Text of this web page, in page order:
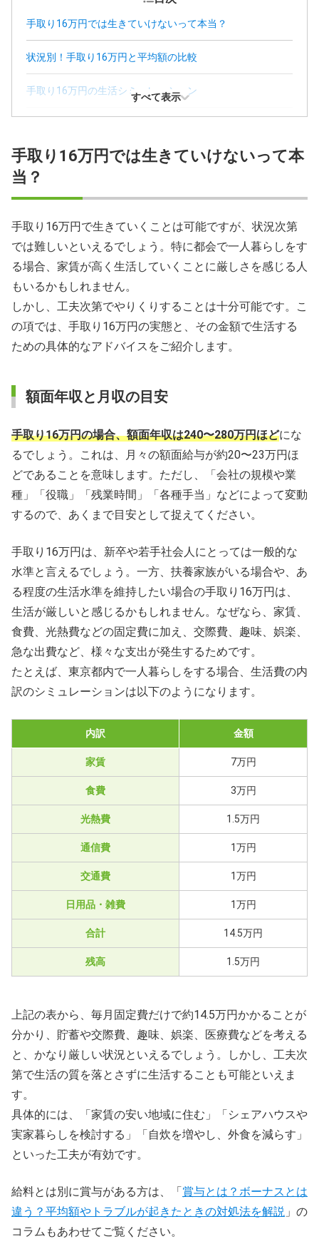
手取り16万円では生きていけないって本当？
状況別！手取り16万円と平均額の比較
手取り16万円の生活シミュレーション
手取り16万円から年収アップするには？
手取り16万円に関するFAQ
すべて表示
手取り16万円では生きていけないって本
当？
手取り16万円で生きていくことは可能ですが、状況次第
では難しいといえるでしょう。特に都会で一人暮らしをす
る場合、家賃が高く生活していくことに厳しさを感じる人
もいるかもしれません。
しかし、工夫次第でやりくりすることは十分可能です。こ
の項では、手取り16万円の実態と、その金額で生活する
ための具体的なアドバイスをご紹介します。
額面年収と月収の目安
手取り16万円の場合、額面年収は240〜280万円ほどにな
るでしょう。これは、月々の額面給与が約20〜23万円ほ
どであることを意味します。ただし、「会社の規模や業
種」「役職」「残業時間」「各種手当」などによって変動
するので、あくまで目安として捉えてください。
手取り16万円は、新卒や若手社会人にとっては一般的な
水準と言えるでしょう。一方、扶養家族がいる場合や、あ
る程度の生活水準を維持したい場合の手取り16万円は、
生活が厳しいと感じるかもしれません。なぜなら、家賃、
食費、光熱費などの固定費に加え、交際費、趣味、娯楽、
急な出費など、様々な支出が発生するためです。
たとえば、東京都内で一人暮らしをする場合、生活費の内
訳のシミュレーションは以下のようになります。
内訳 金額
家賃 7万円
食費 3万円
光熱費 1.5万円
通信費 1万円
交通費 1万円
日用品・雑費 1万円
合計 14.5万円
残高 1.5万円
上記の表から、毎月固定費だけで約14.5万円かかることが
分かり、貯蓄や交際費、趣味、娯楽、医療費などを考える
と、かなり厳しい状況といえるでしょう。しかし、工夫次
第で生活の質を落とさずに生活することも可能といえま
す。
具体的には、「家賃の安い地域に住む」「シェアハウスや
実家暮らしを検討する」「自炊を増やし、外食を減らす」
といった工夫が有効です。
給料とは別に賞与がある方は、「 賞与とは？ボーナスとは
違う？平均額やトラブルが起きたときの対処法を解説 」の
コラムもあわせてご覧ください。